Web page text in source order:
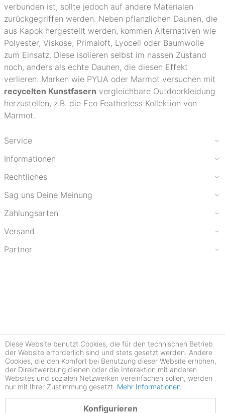
verbunden ist, sollte jedoch auf andere Materialen
zurückgegriffen werden. Neben pflanzlichen Daunen, die
aus Kapok hergestellt werden, kommen Alternativen wie
Polyester, Viskose, Primaloft, Lyocell oder Baumwolle
zum Einsatz. Diese isolieren selbst im nassen Zustand
noch, anders als echte Daunen, die diesen Effekt
verlieren. Marken wie PYUA oder Marmot versuchen mit
recycelten Kunstfasern vergleichbare Outdoorkleidung
herzustellen, z.B. die Eco Featherless Kollektion von
Marmot.
Service
Informationen
Rechtliches
Sag uns Deine Meinung
Zahlungsarten
Versand
Partner
Diese Website benutzt Cookies, die für den technischen Betrieb
der Website erforderlich sind und stets gesetzt werden. Andere
Cookies, die den Komfort bei Benutzung dieser Website erhöhen,
der Direktwerbung dienen oder die Interaktion mit anderen
Websites und sozialen Netzwerken vereinfachen sollen, werden
nur mit Ihrer Zustimmung gesetzt. Mehr Informationen
Konfigurieren